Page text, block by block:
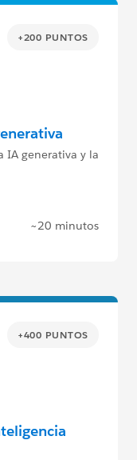
+200 PUNTOS
IA generativa y la
~20 minutos
+400 PUNTOS